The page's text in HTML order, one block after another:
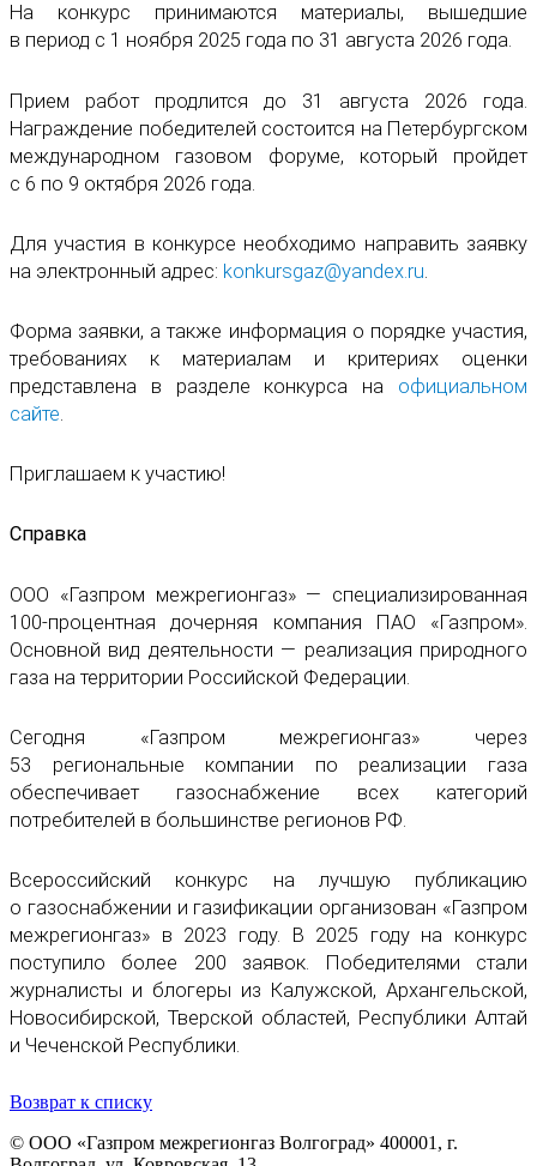
На конкурс принимаются материалы, вышедшие
в период с 1 ноября 2025 года по 31 августа 2026 года.
Прием работ продлится до 31 августа 2026 года.
Награждение победителей состоится на Петербургском
международном газовом форуме, который пройдет
с 6 по 9 октября 2026 года.
Для участия в конкурсе необходимо направить заявку
на электронный адрес: konkursgaz@yandex.ru
Форма заявки, а также информация о порядке участия,
требованиях к материалам и критериях оценки
представлена в разделе конкурса на официальном
сайте.
Приглашаем к участию!
Справка
ООО «Газпром межрегионгаз» — специализированная
100-процентная дочерняя компания ПАО «Газпром».
Основной вид деятельности — реализация природного
газа на территории Российской Федерации.
Сегодня «Газпром межрегионгаз» через
53 региональные компании по реализации газа
обеспечивает газоснабжение всех категорий
потребителей в большинстве регионов РФ.
Всероссийский конкурс на лучшую публикацию
о газоснабжении и газификации организован «Газпром
межрегионгаз» в 2023 году. В 2025 году на конкурс
поступило более 200 заявок. Победителями стали
журналисты и блогеры из Калужской, Архангельской,
Новосибирской, Тверской областей, Республики Алтай
и Чеченской Республики.
Возврат к списку
© ООО «Газпром межрегионгаз Волгоград» 400001, г.